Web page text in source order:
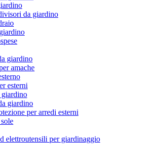
da giardino
giardino
amache
esterni
giardino
per arredi esterni
elettroutensili per giardinaggio